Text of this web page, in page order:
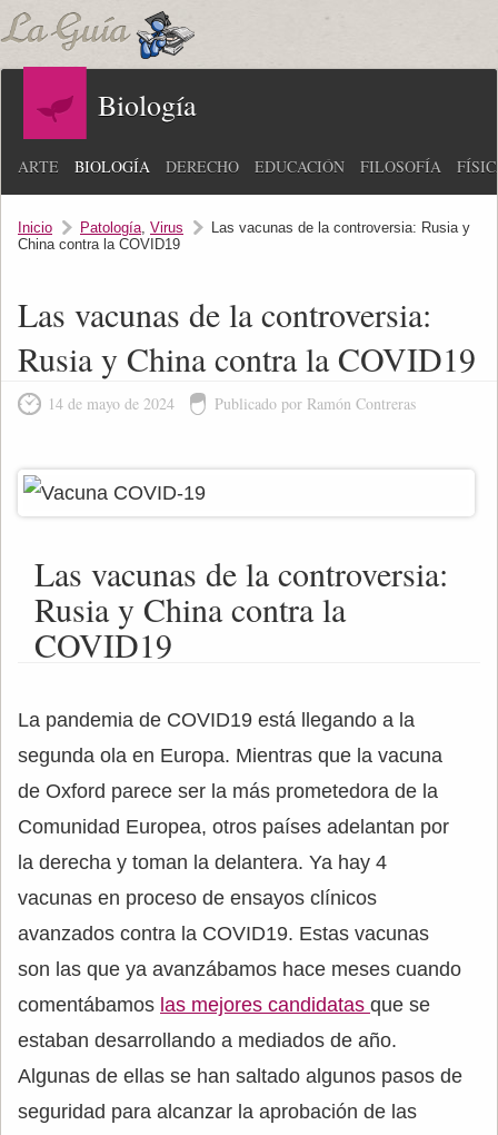
Biología
ARTE BIOLOGÍA DERECHO EDUCACIÓN FILOSOFÍA
Inicio Patología, Virus
Las vacunas de la controversia: Rusia y
China contra la COVID19
Las vacunas de la controversia:
Rusia y China contra la COVID19
14 de mayo de 2024 Publicado por Ramón Contreras
Las vacunas de la controversia:
Rusia y China contra la
COVID19
La pandemia de COVID19 está llegando a la
segunda ola en Europa. Mientras que la vacuna
de Oxford parece ser la más prometedora de la
Comunidad Europea, otros países adelantan por
la derecha y toman la delantera. Ya hay 4
vacunas en proceso de ensayos clínicos
avanzados contra la COVID19. Estas vacunas
son las que ya avanzábamos hace meses cuando
comentábamos las mejores candidatas que se
estaban desarrollando a mediados de año.
Algunas de ellas se han saltado algunos pasos de
seguridad para alcanzar la aprobación de las